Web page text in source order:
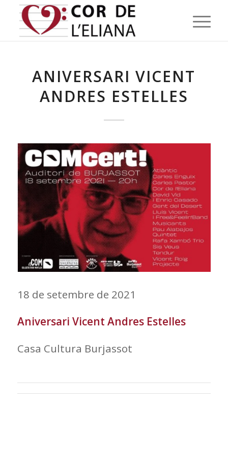
ANIVERSARI VICENT
ANDRES ESTELLES
18 de setembre de 2021
Aniversari Vicent Andres Estelles
Casa Cultura Burjassot